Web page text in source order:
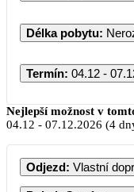
Délka pobytu:
Termín: 04.12 -
PO ÚT
1
Nejlepší možnost v
04.12 - 07.12.2026 (4
Odjezd: Vlastní